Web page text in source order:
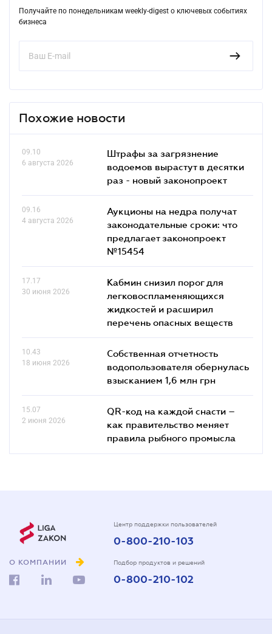
Получайте по понедельникам weekly-digest о ключевых событиях
бизнеса
Похожие новости
09.10
6 августа 2026
Штрафы за загрязнение
водоемов вырастут в десятки
раз - новый законопроект
09.16
4 августа 2026
Аукционы на недра получат
законодательные сроки: что
предлагает законопроект
№15454
17.17
30 июня 2026
Кабмин снизил порог для
легковоспламеняющихся
жидкостей и расширил
перечень опасных веществ
10.43
18 июня 2026
Собственная отчетность
водопользователя обернулась
взысканием 1,6 млн грн
15.07
2 июня 2026
QR-код на каждой снасти –
как правительство меняет
правила рыбного промысла
О КОМПАНИИ
Центр поддержки пользователей
0-800-210-103
Подбор продуктов и решений
0-800-210-102